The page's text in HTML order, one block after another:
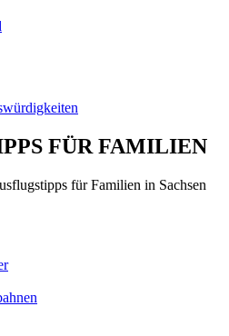
FÜR FAMILIEN
für Familien in Sachsen